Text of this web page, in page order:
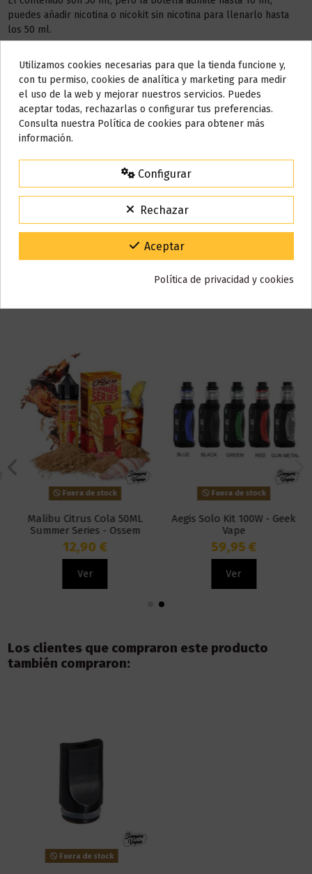
puedes añadir nicotina o nicokit sin nicotina para llenarlo hasta
los 50 ml.
nicotina debes añadir 1 NICOKITde 10 ml con 20 mg de
nicotina/ml.
AÑADIR NICOKIT DE 3 MG
Detalles del producto
Reseñas (0)
Fuera de stock
Malibu Citrus Cola 50ML
Summer Series - Ossem
Juice
12,90 €
Ver
Fuera de stock
Aegis Solo Kit 100W - Geek
Vape
59,95 €
Ver
Los clientes que compraron este producto
también compraron:
Fuera de stock
Do not show again.
AVISO IMPORTANTE
Nos tomamos unos días
Todos los pedidos realizados desde el
15% de descuento
Para agradecerte la espera durante estos días.
Código:VACACIONES15
Gracias por tu paciencia y por seguir confiando en nosotros.
Utilizamos cookies necesarias para que la tienda funcione y,
con tu permiso, cookies de analítica y marketing para medir
el uso de la web y mejorar nuestros servicios. Puedes
aceptar todas, rechazarlas o configurar tus preferencias.
Consulta nuestra Política de cookies para obtener más
información.
Configurar
Rechazar
Aceptar
Política de privacidad y cookies